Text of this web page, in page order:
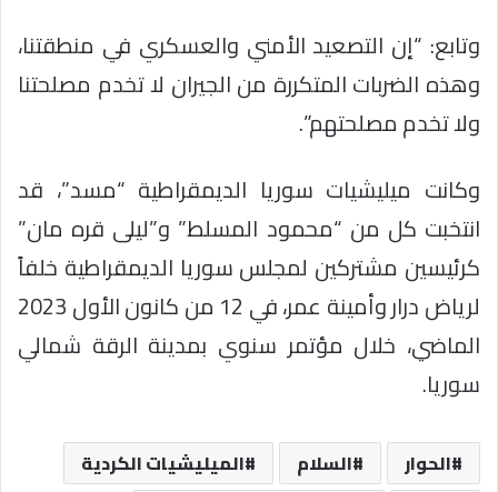
وتابع: “إن التصعيد الأمني والعسكري في منطقتنا،
وهذه الضربات المتكررة من الجيران لا تخدم مصلحتنا
ولا تخدم مصلحتهم”.
وكانت ميليشيات سوريا الديمقراطية “مسد”، قد
انتخبت كل من “محمود المسلط” و”ليلى قره مان”
كرئيسين مشتركين لمجلس سوريا الديمقراطية خلفاً
لرياض درار وأمينة عمر، في 12 من كانون الأول 2023
الماضي، خلال مؤتمر سنوي بمدينة الرقة شمالي
سوريا.
الحوار السلام
الميليشيات الكردية